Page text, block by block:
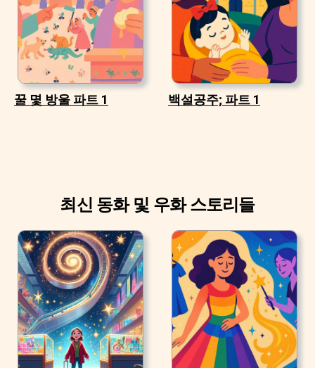
꿀 몇 방울 파트 1 백설공주; 파트 1
최신 동화 및 우화 스토리들